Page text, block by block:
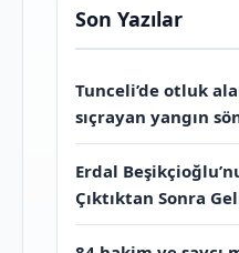
Son Yazılar
Tunceli’de otluk
sıçrayan yangın
Erdal
Çıktıktan Sonra